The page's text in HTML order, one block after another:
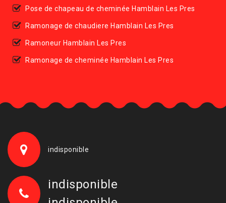
Pose de chapeau de cheminée Hamblain Les Pres
Ramonage de chaudiere Hamblain Les Pres
Ramoneur Hamblain Les Pres
Ramonage de cheminée Hamblain Les Pres
indisponible
indisponible